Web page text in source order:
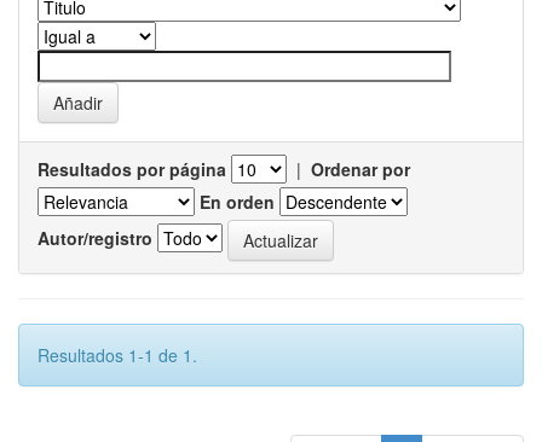
Resultados por página | Ordenar por
En orden
Autor/registro
Resultados 1-1 de 1.